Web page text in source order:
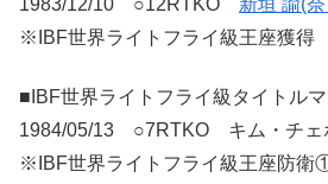
※IBF世界ライトフライ級王座獲得
■IBF世界ライトフライ級タイトル
1984/05/13 ○7RTKO キム・チェ
※IBF世界ライトフライ級王座防衛